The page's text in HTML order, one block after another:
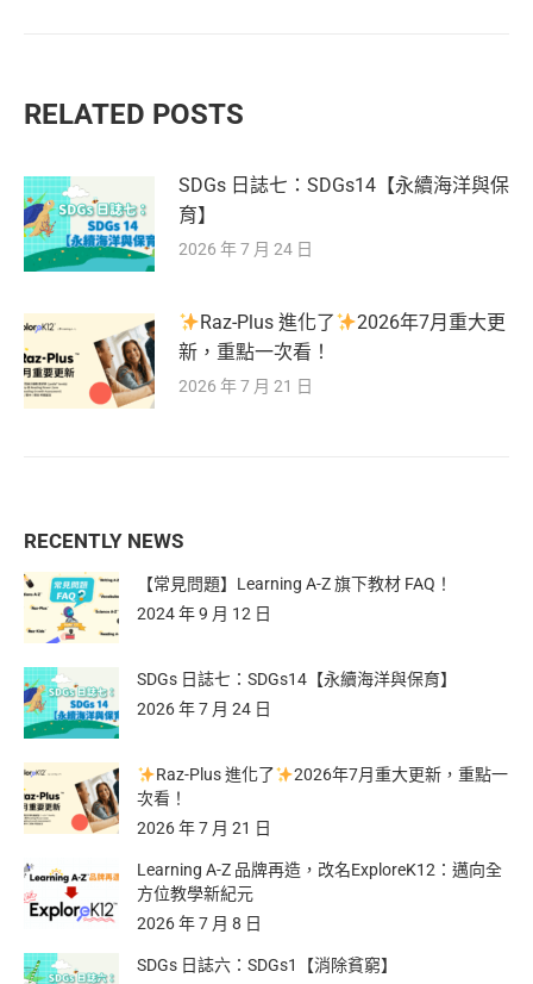
RELATED POSTS
SDGs 日誌七：SDGs14【永續海洋與保
育】
2026 年 7 月 24 日
Raz-Plus 進化了
2026年7月重大更
新，重點一次看！
2026 年 7 月 21 日
RECENTLY NEWS
【常見問題】Learning A-Z 旗下教材 FAQ！
2024 年 9 月 12 日
SDGs 日誌七：SDGs14【永續海洋與保育】
2026 年 7 月 24 日
Raz-Plus 進化了
2026年7月重大更新，重點一
次看！
2026 年 7 月 21 日
Learning A-Z 品牌再造，改名ExploreK12：邁向全
方位教學新紀元
2026 年 7 月 8 日
SDGs 日誌六：SDGs1【消除貧窮】